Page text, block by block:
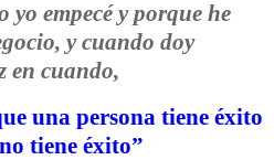
yo empecé y porque he
y cuando doy
en cuando,
una persona tiene éxito
tiene éxito”